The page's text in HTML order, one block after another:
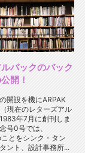
パックのバック
開！
開設を機にARPAK
現在のレターズアル
年7月に創刊しま
号0号では、
ことをシンク・タン
ント、設計事務所...